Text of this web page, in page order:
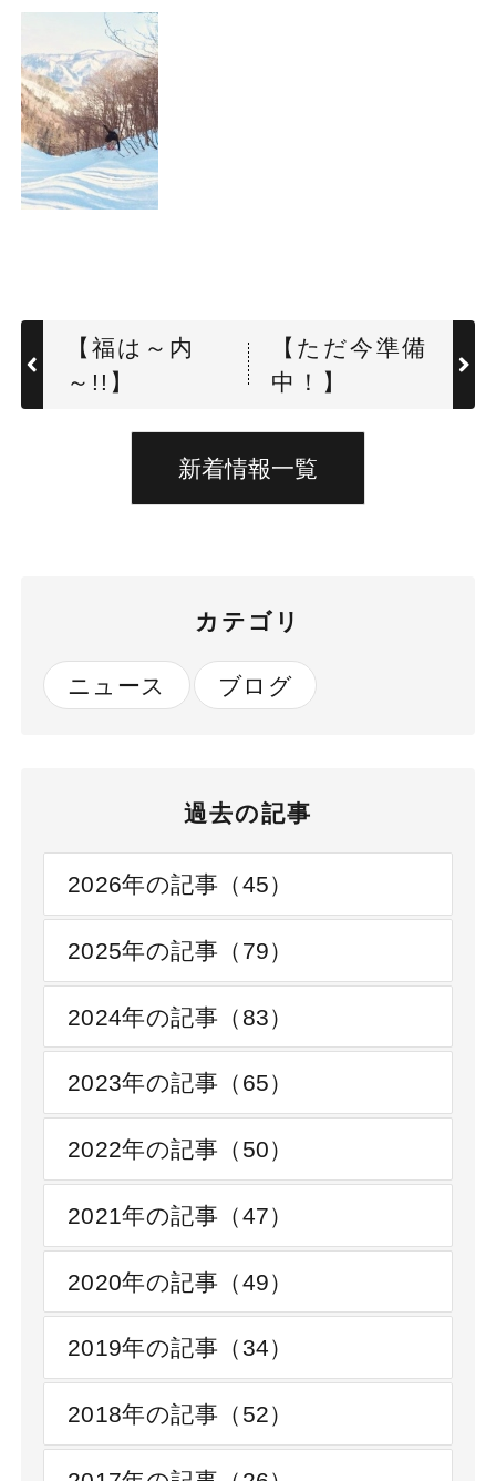
【福は～内
～!!】
【ただ今準備
中！】
新着情報一覧
カテゴリ
ニュース ブログ
過去の記事
2026年の記事（45）
2025年の記事（79）
2024年の記事（83）
2023年の記事（65）
2022年の記事（50）
2021年の記事（47）
2020年の記事（49）
2019年の記事（34）
2018年の記事（52）